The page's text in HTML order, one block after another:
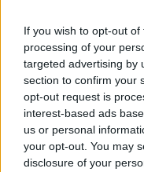
If you wish to opt-out
processing of your
targeted advertising by
section to confirm your
opt-out request is
interest-based ads
us or personal
your opt-out. You may
disclosure of your